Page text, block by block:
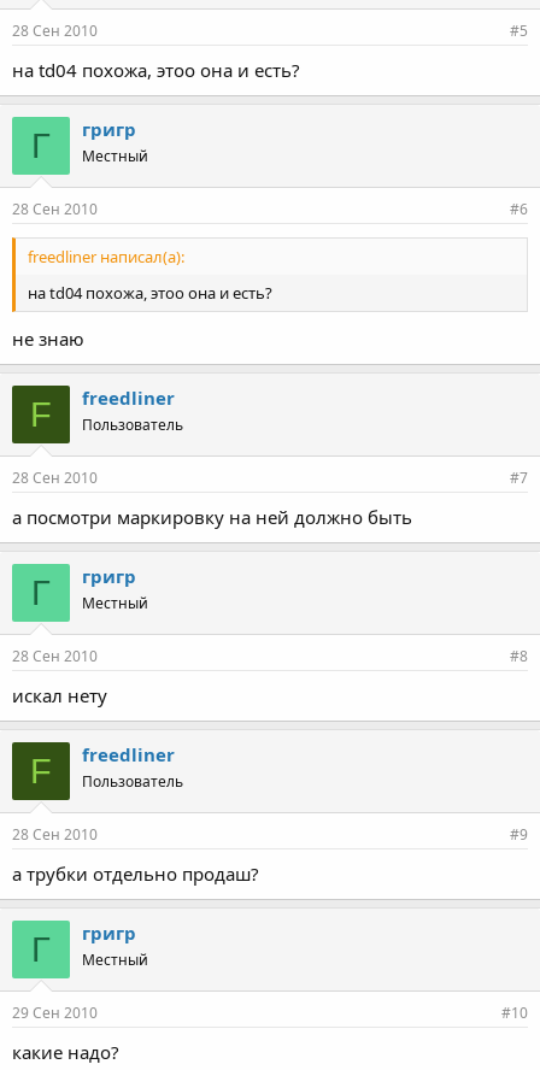
28 Сен 2010 #5
на td04 похожа, этоо она и есть?
Г григр
Местный
28 Сен 2010 #6
freedliner написал(а):
на td04 похожа, этоо она и есть?
не знаю
F freedliner
Пользователь
28 Сен 2010 #7
а посмотри маркировку на ней должно быть
Г григр
Местный
28 Сен 2010 #8
искал нету
F freedliner
Пользователь
28 Сен 2010 #9
а трубки отдельно продаш?
Г григр
Местный
29 Сен 2010 #10
какие надо?